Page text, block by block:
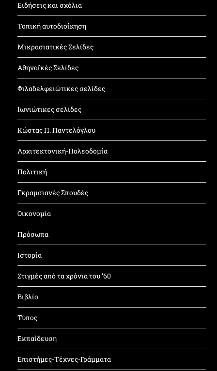
Ειδήσεις και σχόλια
Τοπική αυτοδιοίκηση
Μικρασιατικές Σελίδες
Αθηναϊκές Σελίδες
Φιλαδελφειώτικες σελίδες
Ιωνιώτικες σελίδες
Κώστας Π. Παντελόγλου
Αρχιτεκτονική-Πολεοδομία
Πολιτική
Γκραμσιανές Σπουδές
Οικονομία
Πρόσωπα
Ιστορία
Στιγμές από τα χρόνια του ’60
Βιβλίο
Τύπος
Εκπαίδευση
Επιστήμες-Τέχνες-Γράμματα